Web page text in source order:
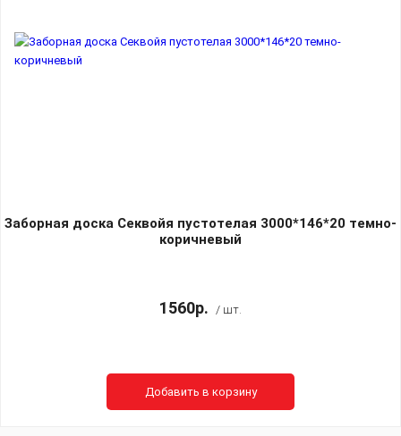
Заборная доска Секвойя пустотелая 3000*146*20 темно-
коричневый
1560р. / шт.
Добавить в корзину